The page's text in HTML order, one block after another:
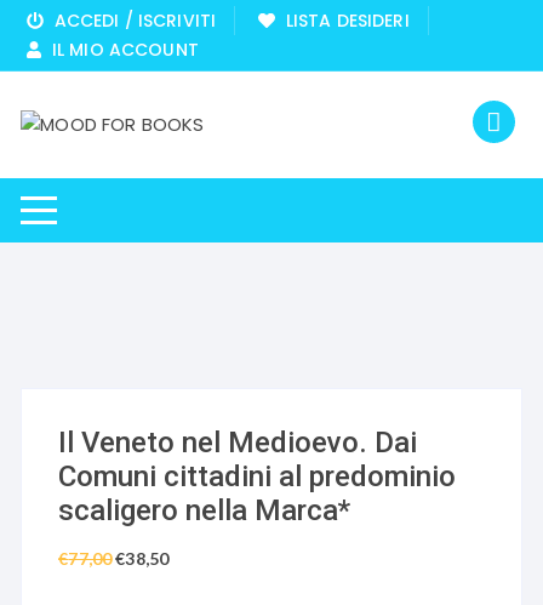
Vai
contenuto
ACCEDI / ISCRIVITI
LISTA DESIDERI
IL MIO ACCOUNT
Il Veneto nel Medioevo. Dai
Comuni cittadini al predominio
scaligero nella Marca*
€77,00Il
€38,50Il